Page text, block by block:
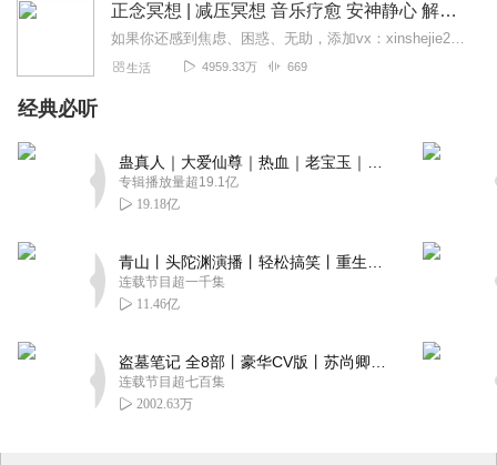
正念冥想 | 减压冥想 音乐疗愈 安神静心 解郁降噪
如果你还感到焦虑、困惑、无助，添加vx：xinshejie2018、vx公众号：宣萱心伴，与主播宣萱开启心灵交流之旅，共建温暖的精神家园！如果你喜欢我的内容，请...
生活 4959.33万 669
经典必听
专辑播放量超19.1亿
19.18亿
连载节目超一千集
11.46亿
连载节目超七百集
2002.63万